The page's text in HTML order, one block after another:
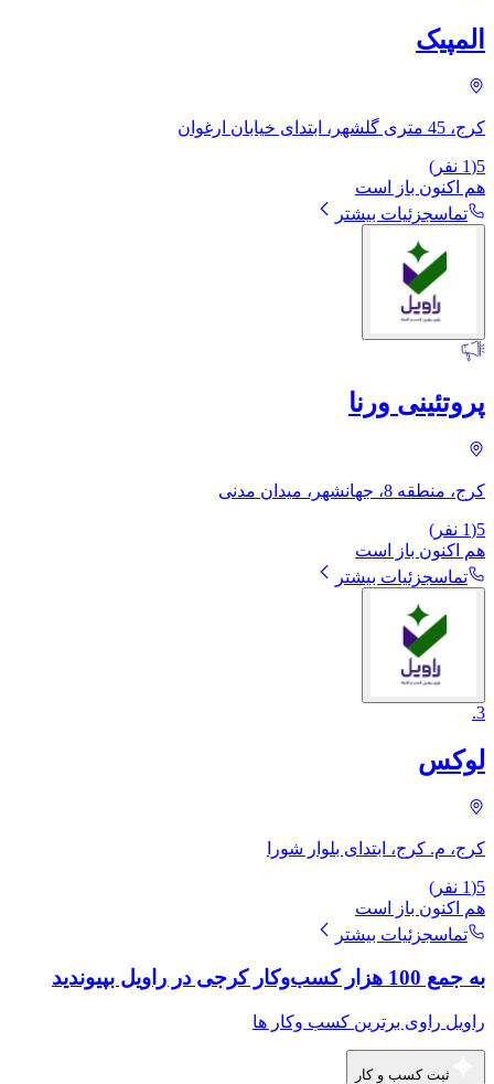
المپیک
کرج، 45 متری گلشهر، ابتدای خیابان ارغوان
5
(
1 نفر)
هم اکنون باز است
تماسجزئیات بیشتر
پروتئینی ورنا
کرج، منطقه 8، جهانشهر، میدان مدنی
5
(
1 نفر)
هم اکنون باز است
تماسجزئیات بیشتر
3
.
لوکس
کرج، م. کرج، ابتدای بلوار شورا
5
(
1 نفر)
هم اکنون باز است
تماسجزئیات بیشتر
به جمع 100 هزار کسب‌وکار کرجی در راویل بپیوندید
راویل راوی برترین کسب وکار ها
ثبت کسب و کار